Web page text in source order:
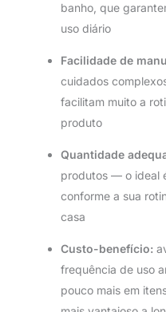
banho, que
uso diário
Facilidade de
cuidados
facilitam muito a
produto
Quantidade
produtos — o ideal
conforme a sua
casa
Custo-benefício:
frequência de uso
pouco mais em